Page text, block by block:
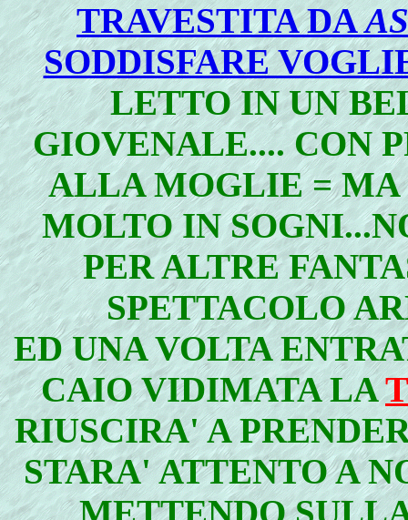
TRAVESTITA DA
SODDISFARE
LETTO IN UN
GIOVENALE.... CON
ALLA MOGLIE = MA
MOLTO IN
PER ALTRE
SPETTACOLO
ED UNA VOLTA
CAIO VIDIMATA LA
RIUSCIRA' A
STARA' ATTENTO A